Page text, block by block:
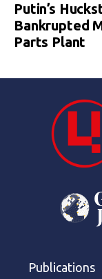
Putin’s
Bankrupted
Parts Plant
Publications